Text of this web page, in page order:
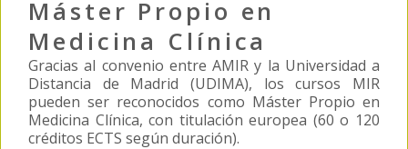
Máster Propio en
Medicina Clínica
Gracias al convenio entre AMIR y la Universidad a
Distancia de Madrid (UDIMA), los cursos MIR
pueden ser reconocidos como Máster Propio en
Medicina Clínica, con titulación europea (60 o 120
créditos ECTS según duración).